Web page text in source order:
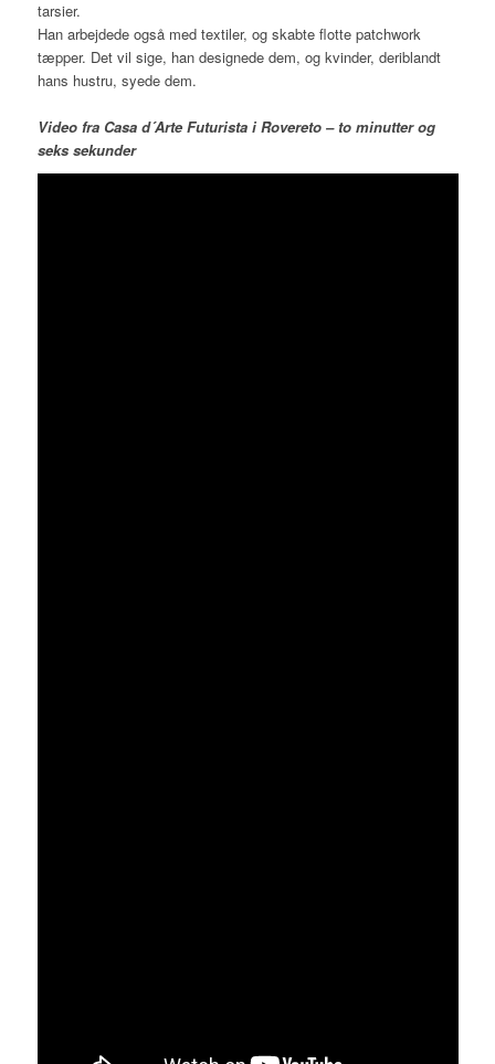
tarsier.
Han arbejdede også med textiler, og skabte flotte patchwork
tæpper. Det vil sige, han designede dem, og kvinder, deriblandt
hans hustru, syede dem.
Video fra Casa d´Arte Futurista i Rovereto – to minutter og
seks sekunder